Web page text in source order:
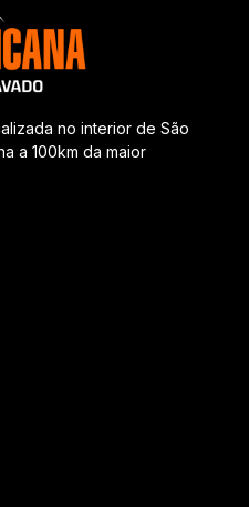
no interior de São
a 100km da maior